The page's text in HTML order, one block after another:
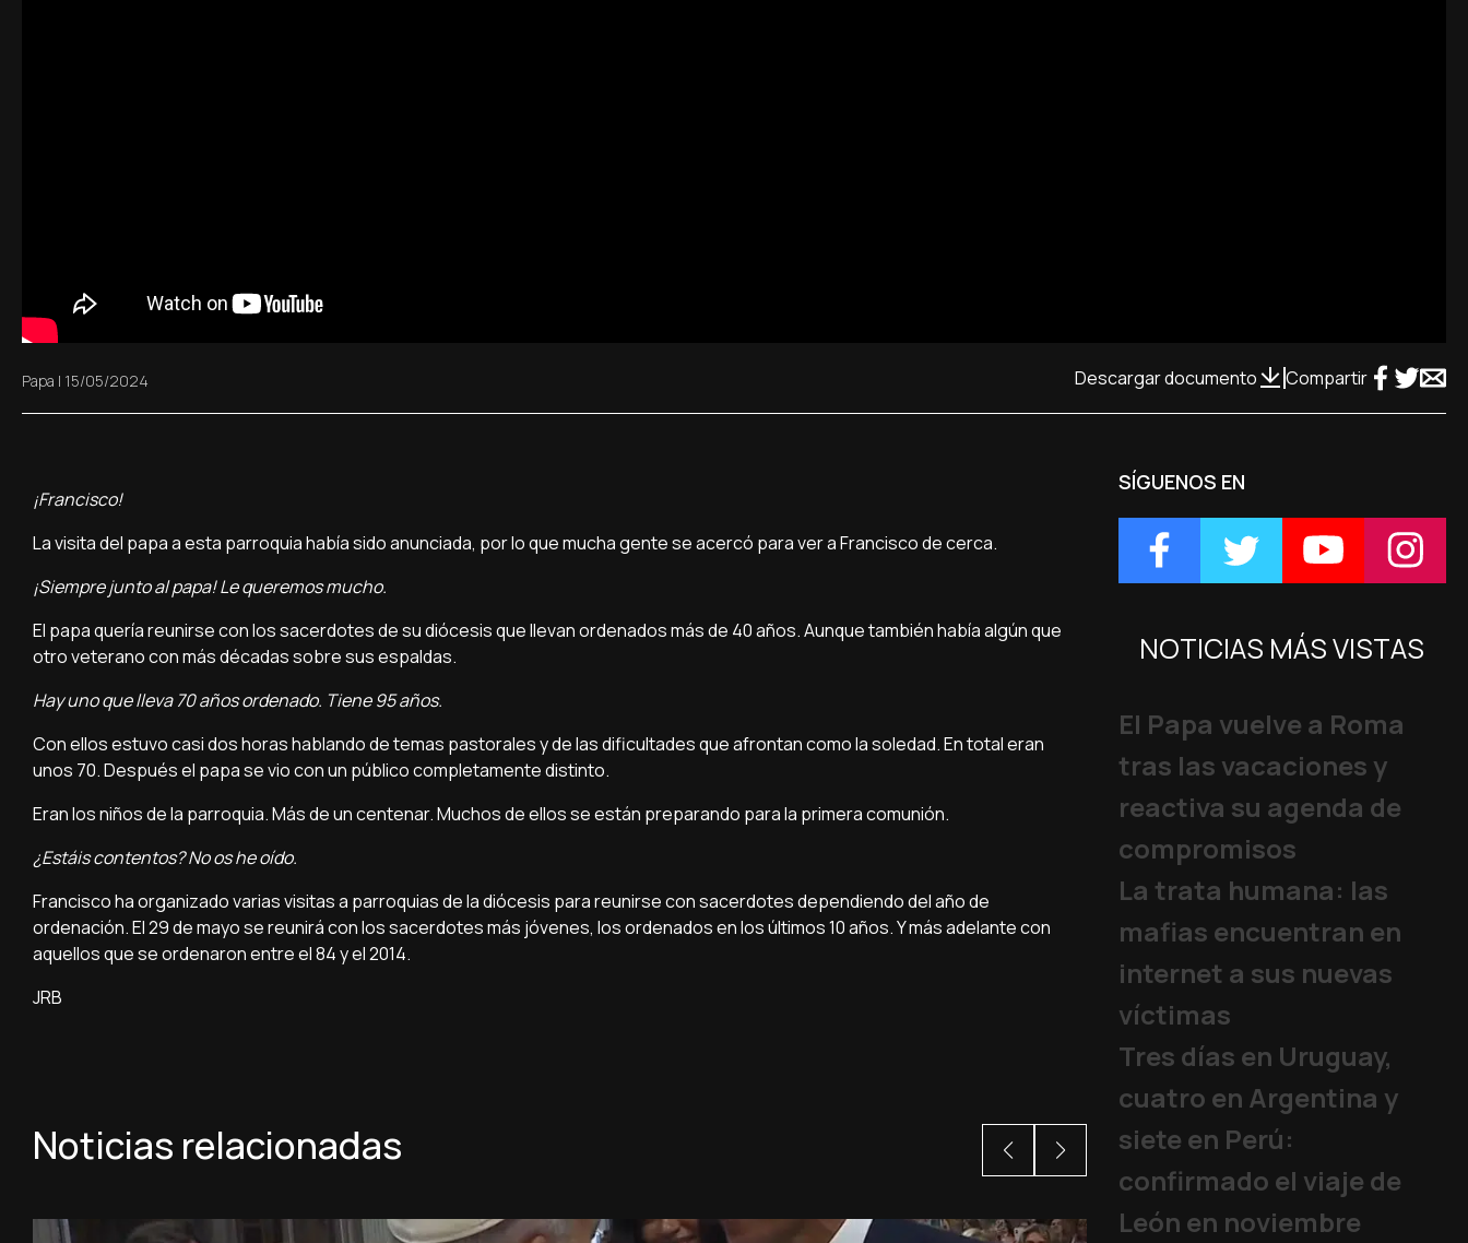
Papa | 15/05/2024 Descargar documento Compartir
¡Francisco!
La visita del papa a esta parroquia había sido anunciada, por lo que mucha gente se acercó para ver a Francisco de cerca.
¡Siempre junto al papa! Le queremos mucho.
El papa quería reunirse con los sacerdotes de su diócesis que llevan ordenados más de 40 años. Aunque también había algún que
otro veterano con más décadas sobre sus espaldas.
Hay uno que lleva 70 años ordenado. Tiene 95 años.
Con ellos estuvo casi dos horas hablando de temas pastorales y de las dificultades que afrontan como la soledad. En total eran
unos 70. Después el papa se vio con un público completamente distinto.
Eran los niños de la parroquia. Más de un centenar. Muchos de ellos se están preparando para la primera comunión.
¿Estáis contentos? No os he oído.
Francisco ha organizado varias visitas a parroquias de la diócesis para reunirse con sacerdotes dependiendo del año de
ordenación. El 29 de mayo se reunirá con los sacerdotes más jóvenes, los ordenados en los últimos 10 años. Y más adelante con
aquellos que se ordenaron entre el 84 y el 2014.
JRB
Noticias relacionadas
SÍGUENOS EN
NOTICIAS MÁS VISTAS
El Papa vuelve a Roma
tras las vacaciones y
reactiva su agenda de
compromisos
La trata humana: las
mafias encuentran en
internet a sus nuevas
víctimas
Tres días en Uruguay,
cuatro en Argentina y
siete en Perú:
confirmado el viaje de
León en noviembre